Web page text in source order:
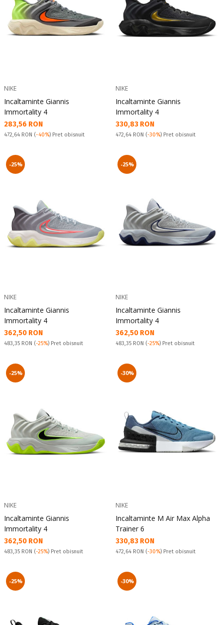
NIKE
Incaltaminte Giannis
Immortality 4
Текуща цена:
283,56 RON
Pret obisnuit:
472,64 RON (-40%) Pret obisnuit
NIKE
Incaltaminte Giannis
Immortality 4
Текуща цена:
330,83 RON
Pret obisnuit:
472,64 RON (-30%) Pret obisnuit
-25%
NIKE
Incaltaminte Giannis
Immortality 4
Текуща цена:
362,50 RON
Pret obisnuit:
483,35 RON (-25%) Pret obisnuit
-25%
NIKE
Incaltaminte Giannis
Immortality 4
Текуща цена:
362,50 RON
Pret obisnuit:
483,35 RON (-25%) Pret obisnuit
-25%
NIKE
Incaltaminte Giannis
Immortality 4
Текуща цена:
362,50 RON
Pret obisnuit:
483,35 RON (-25%) Pret obisnuit
-30%
NIKE
Incaltaminte M Air Max Alpha
Trainer 6
Текуща цена:
330,83 RON
Pret obisnuit:
472,64 RON (-30%) Pret obisnuit
-25% -30%